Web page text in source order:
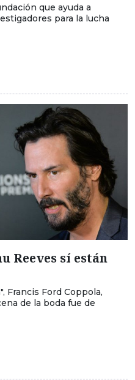
que ayuda a
para la lucha
Reeves sí están
Francis Ford Coppola,
de la boda fue de